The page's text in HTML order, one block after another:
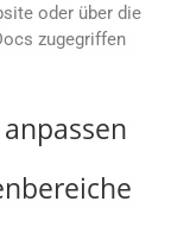
oder über die
zugegriffen